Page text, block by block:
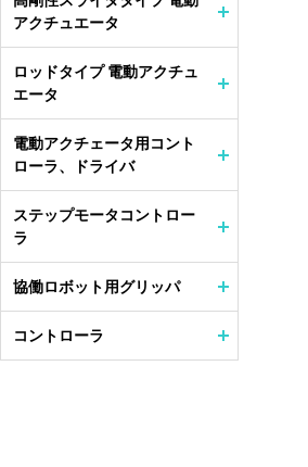
アクチュエータ
ロッドタイプ 電動アクチュ
エータ
電動アクチェータ用コント
ローラ、ドライバ
ステップモータコントロー
ラ
協働ロボット用グリッパ
コントローラ